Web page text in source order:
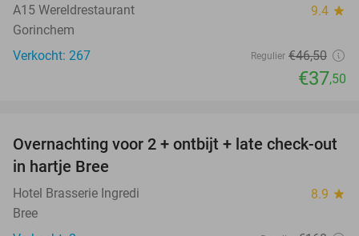
A15 Wereldrestaurant 9.4 star
Gorinchem
Verkocht: 267
Regulier €46,50
€37,50
41%
TODAY
Overnachting voor 2 + ontbijt + late check-out
in hartje Bree
Hotel Brasserie Ingredi 8.9 star
Bree